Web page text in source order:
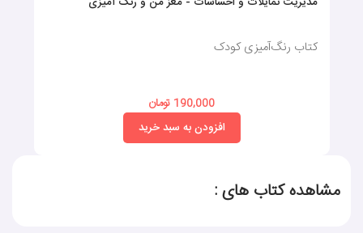
کتاب رنگ‌آمیزی کودک
190,000 تومان
افزودن به سبد خرید
مشاهده کتاب های :